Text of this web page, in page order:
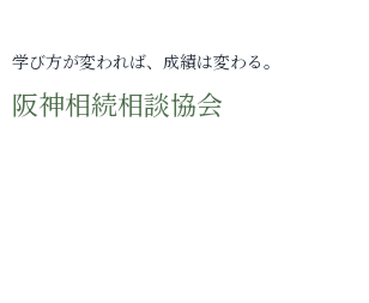
学び方が変われば、成績は変わる。
阪神相続相談協会